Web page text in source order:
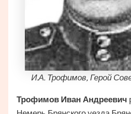
И.А. Трофимов, Герой
Трофимов Иван Андреевич